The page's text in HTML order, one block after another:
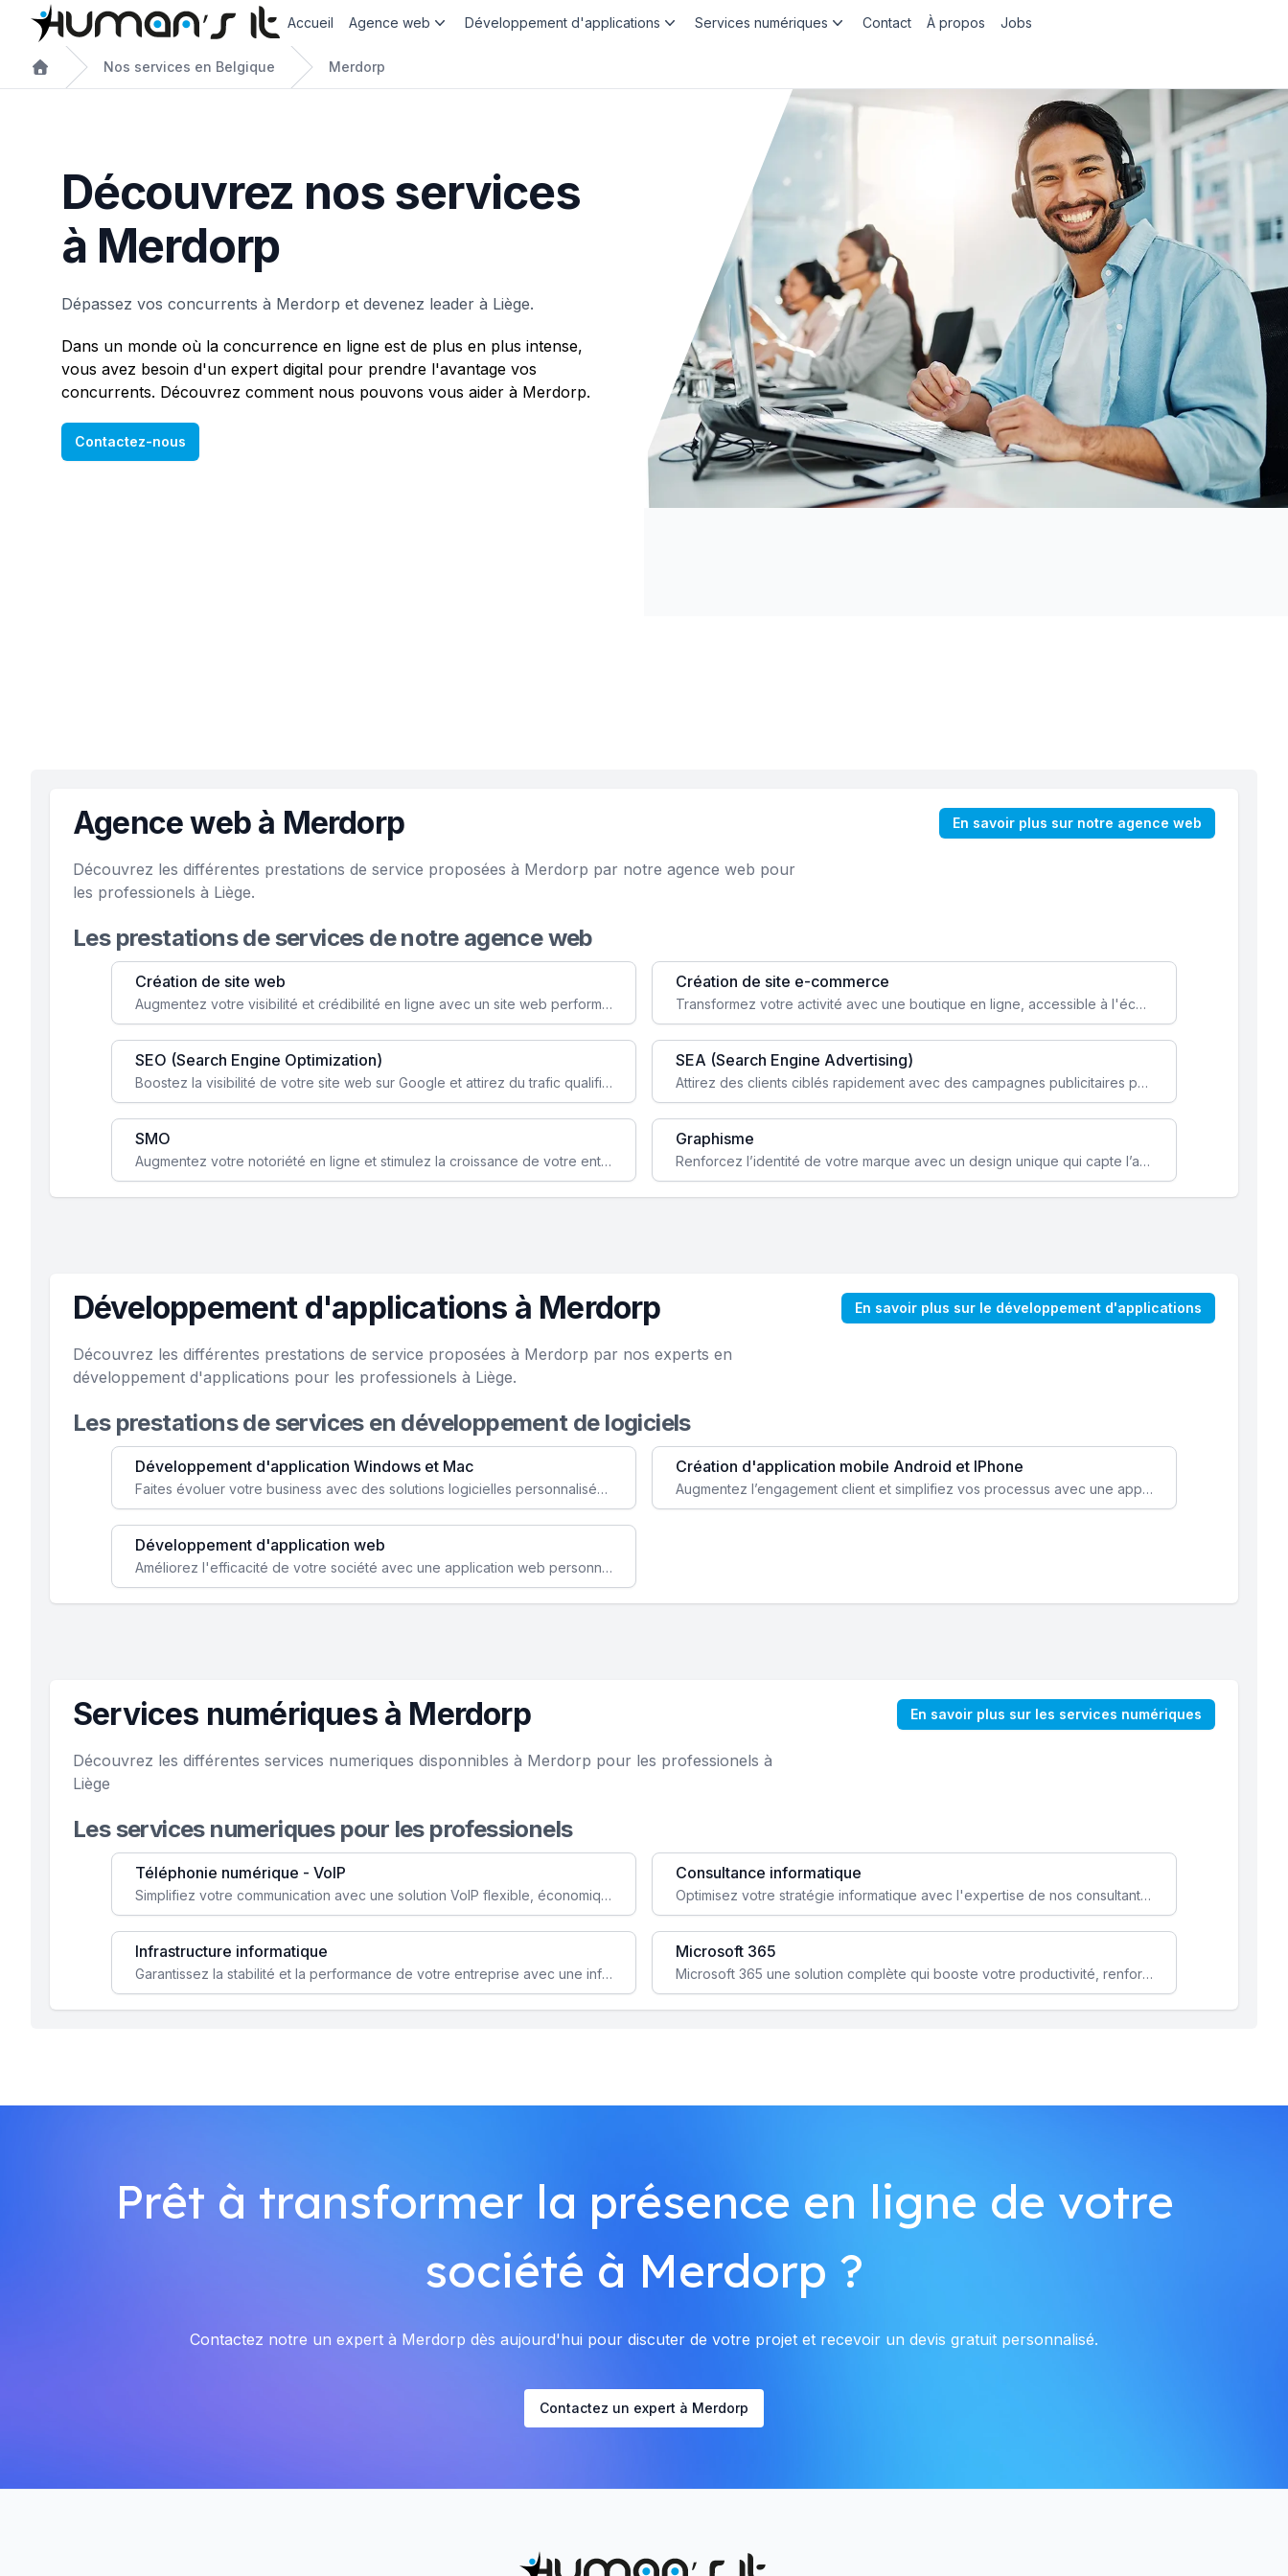
Accueil Agence web Développement d'applications Services numériques Contact À propos Jobs
Nos services en Belgique Merdorp
Découvrez nos services
à Merdorp
Dépassez vos concurrents à Merdorp et devenez leader à Liège.
Dans un monde où la concurrence en ligne est de plus en plus intense,
vous avez besoin d'un expert digital pour prendre l'avantage vos
concurrents. Découvrez comment nous pouvons vous aider à Merdorp.
Contactez-nous
Agence web à Merdorp En savoir plus sur notre agence web
Découvrez les différentes prestations de service proposées à Merdorp par notre agence web pour
les professionels à Liège.
Les prestations de services de notre agence web
Création de site web
Augmentez votre visibilité et crédibilité en ligne avec un site web performant, conçu pour attirer plus de clients.
Création de site e-commerce
Transformez votre activité avec une boutique en ligne, accessible à l'échelle mondiale 24/7.
SEO (Search Engine Optimization)
Boostez la visibilité de votre site web sur Google et attirez du trafic qualifié grâce à nos stratégies SEO.
SEA (Search Engine Advertising)
Attirez des clients ciblés rapidement avec des campagnes publicitaires payantes optimisées pour vos objectifs.
SMO
Augmentez votre notoriété en ligne et stimulez la croissance de votre entreprise grâce à une stratégie sociale sur mesure.
Graphisme
Renforcez l’identité de votre marque avec un design unique qui capte l’attention et engage vos clients.
Développement d'applications à Merdorp En savoir plus sur le développement d'applications
Découvrez les différentes prestations de service proposées à Merdorp par nos experts en
développement d'applications pour les professionels à Liège.
Les prestations de services en développement de logiciels
Développement d'application Windows et Mac
Faites évoluer votre business avec des solutions logicielles personnalisées, parfaitement adaptées à vos besoins spécifiques.
Création d'application mobile Android et IPhone
Augmentez l’engagement client et simplifiez vos processus avec une application mobile sur mesure, disponible sur iOS et Android.
Développement d'application web
Améliorez l'efficacité de votre société avec une application web personnalisée accessible partout et tout le temps.
Services numériques à Merdorp En savoir plus sur les services numériques
Découvrez les différentes services numeriques disponnibles à Merdorp pour les professionels à
Liège
Les services numeriques pour les professionels
Téléphonie numérique - VoIP
Simplifiez votre communication avec une solution VoIP flexible, économique et adaptée à vos besoins professionnels.
Consultance informatique
Optimisez votre stratégie informatique avec l'expertise de nos consultants pour améliorer votre efficacité et sécurité.
Infrastructure informatique
Garantissez la stabilité et la performance de votre entreprise avec une infrastructure IT sécurisée et évolutive.
Microsoft 365
Microsoft 365 une solution complète qui booste votre productivité, renforce la sécurité de vos données et facilite la collaboration.
Prêt à transformer la présence en ligne de votre
société à Merdorp ?
Contactez notre un expert à Merdorp dès aujourd'hui pour discuter de votre projet et recevoir un devis gratuit personnalisé.
Contactez un expert à Merdorp